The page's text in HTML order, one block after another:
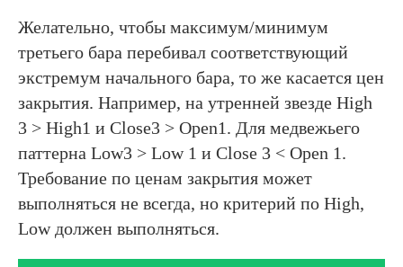
Желательно, чтобы максимум/минимум
третьего бара перебивал соответствующий
экстремум начального бара, то же касается цен
закрытия. Например, на утренней звезде High
3 > High1 и Close3 > Open1. Для медвежьего
паттерна Low3 > Low 1 и Close 3 < Open 1.
Требование по ценам закрытия может
выполняться не всегда, но критерий по High,
Low должен выполняться.